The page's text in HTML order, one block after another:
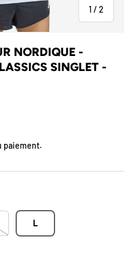
1 / de
2
NORDIQUE -
SINGLET -
paiement.
L